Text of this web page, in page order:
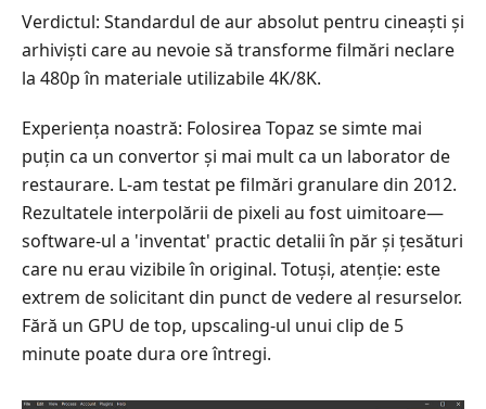
Verdictul: Standardul de aur absolut pentru cineaști și
arhiviști care au nevoie să transforme filmări neclare
la 480p în materiale utilizabile 4K/8K.
Experiența noastră: Folosirea Topaz se simte mai
puțin ca un convertor și mai mult ca un laborator de
restaurare. L-am testat pe filmări granulare din 2012.
Rezultatele interpolării de pixeli au fost uimitoare—
software-ul a 'inventat' practic detalii în păr și țesături
care nu erau vizibile în original. Totuși, atenție: este
extrem de solicitant din punct de vedere al resurselor.
Fără un GPU de top, upscaling-ul unui clip de 5
minute poate dura ore întregi.